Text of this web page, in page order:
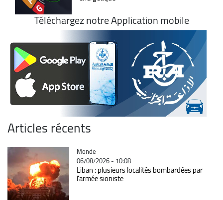
Téléchargez notre Application mobile
Articles récents
Catégorie
Monde
06/08/2026 - 10:08
Liban : plusieurs localités bombardées par
l'armée sioniste